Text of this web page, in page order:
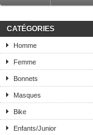
CATÉGORIES
Homme
Femme
Bonnets
Masques
Bike
Enfants/Junior